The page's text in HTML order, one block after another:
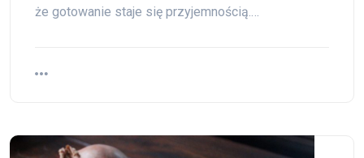
że gotowanie staje się przyjemnością.…